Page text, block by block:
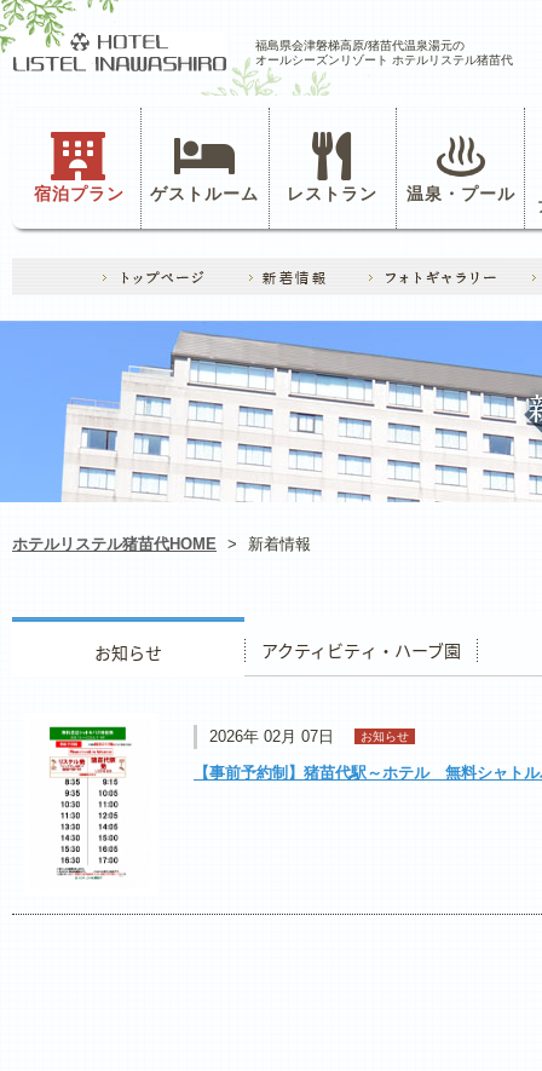
福島県会津磐梯高原/猪苗代温泉湯元の
オールシーズンリゾート ホテルリステル猪苗代
宿泊プラン ゲストルーム レストラン 温泉・プール
ホテルリステル猪苗代HOME > 新着情報
2026年 02月 07日 お知らせ
【事前予約制】猪苗代駅～ホテル 無料シャト